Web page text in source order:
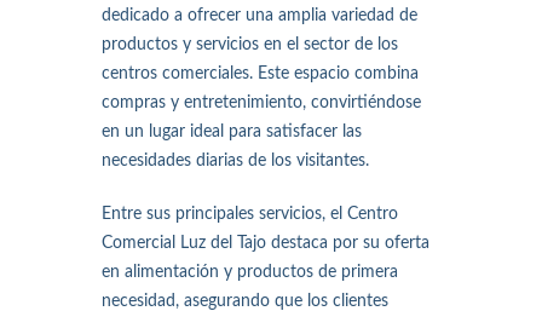
dedicado a ofrecer una amplia variedad de
productos y servicios en el sector de los
centros comerciales. Este espacio combina
compras y entretenimiento, convirtiéndose
en un lugar ideal para satisfacer las
necesidades diarias de los visitantes.
Entre sus principales servicios, el Centro
Comercial Luz del Tajo destaca por su oferta
en alimentación y productos de primera
necesidad, asegurando que los clientes